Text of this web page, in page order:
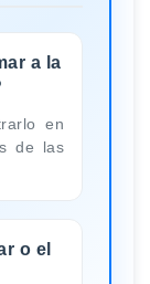
a la
en
de las
o el